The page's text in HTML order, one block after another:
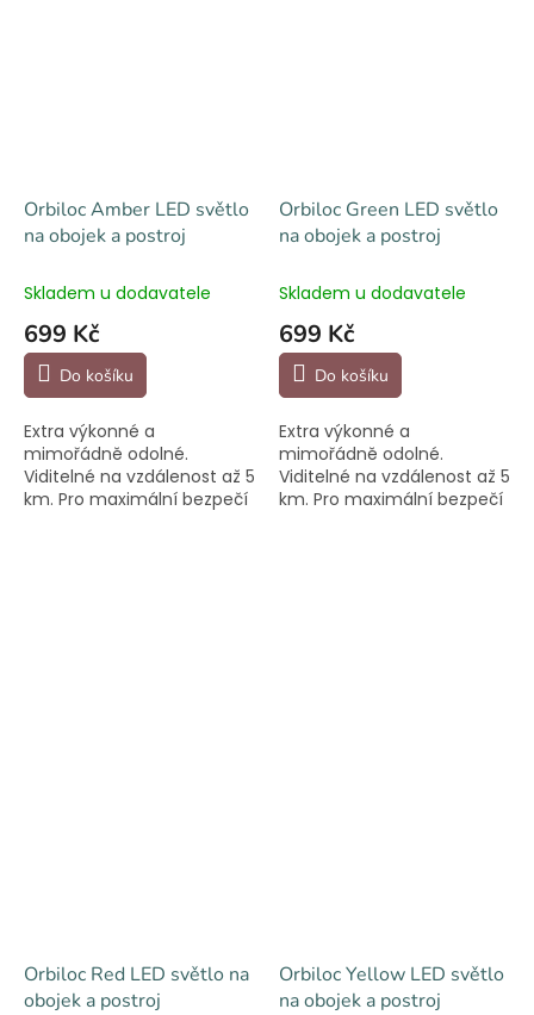
Orbiloc Amber LED světlo
na obojek a postroj
Skladem u dodavatele
699 Kč
Do košíku
Extra výkonné a
mimořádně odolné.
Viditelné na vzdálenost až 5
km. Pro maximální bezpečí
Orbiloc Green LED světlo
na obojek a postroj
Skladem u dodavatele
699 Kč
Do košíku
Extra výkonné a
mimořádně odolné.
Viditelné na vzdálenost až 5
km. Pro maximální bezpečí
Orbiloc Red LED světlo na
obojek a postroj
Orbiloc Yellow LED světlo
na obojek a postroj